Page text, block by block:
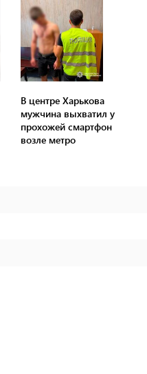
В центре Харькова
мужчина выхватил у
прохожей смартфон
возле метро